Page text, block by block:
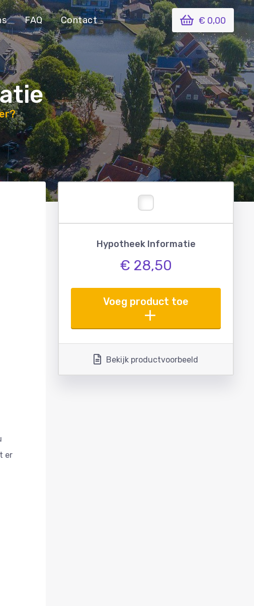
FAQ Contact € 0,00
er
Hypotheek Informatie
€ 28,50
Voeg product toe
Bekijk productvoorbeeld